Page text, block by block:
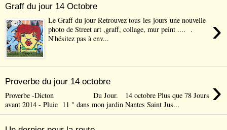
Graff du jour 14 Octobre
›
Le Graff du jour Retrouvez tous les jours une nouvelle
photo de Street art ,graff, collage, mur peint .... .
N'hésitez pas à env...
Proverbe du jour 14 octobre ›
Proverbe -Dicton Du Jour. 14 octobre Plus que 78 Jours
avant 2014 - Pluie 11 ° dans mon jardin Nantes Saint Jus...